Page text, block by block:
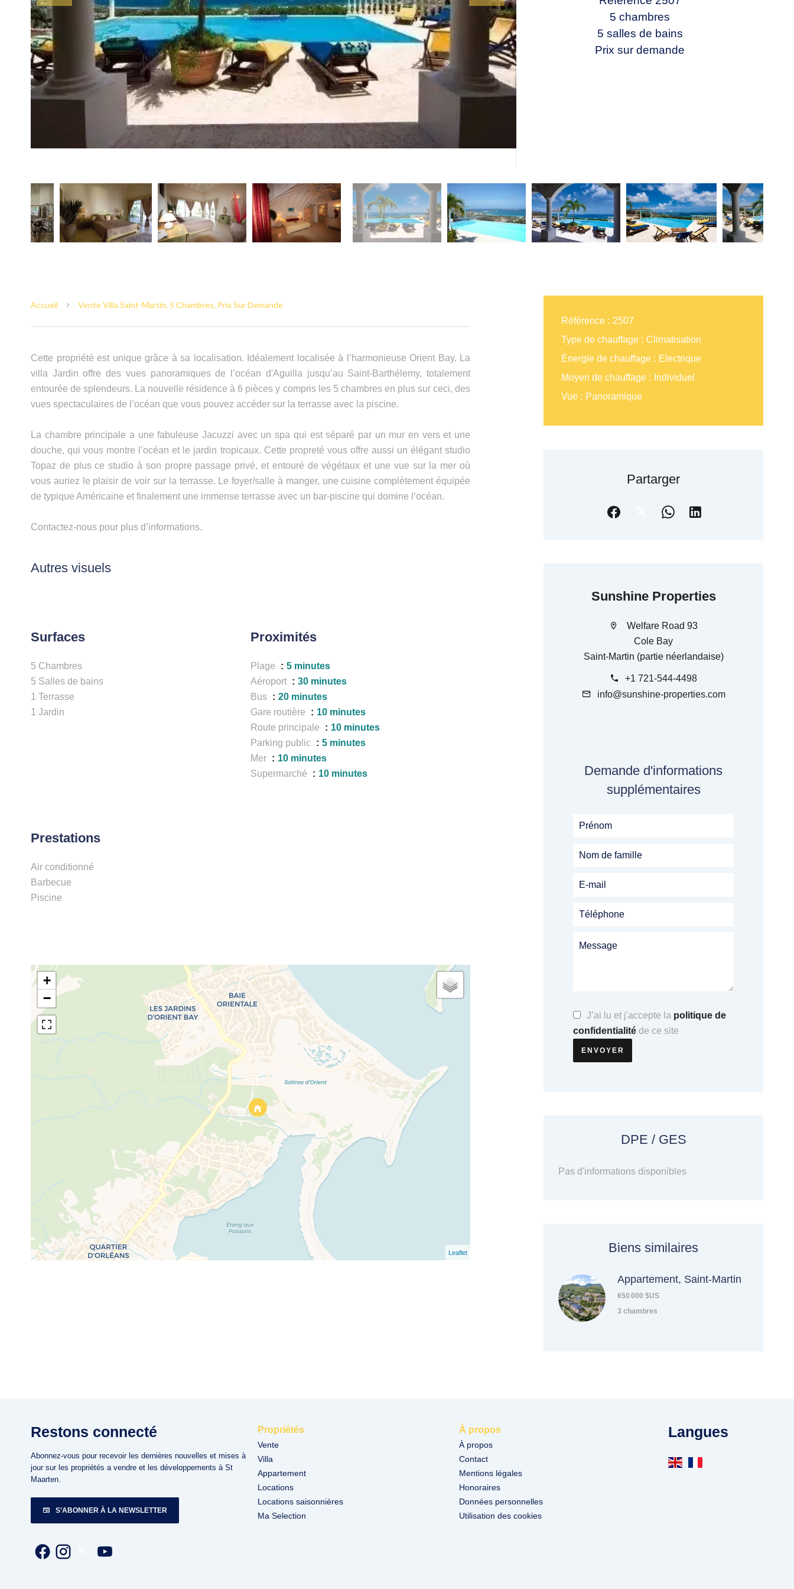
5 chambres
5 salles de bains
Prix sur demande
Accueil Vente Villa Saint-Martin, 5 Chambres, Prix Sur Demande
Cette propriété est unique grâce à sa localisation. Idéalement localisée à l’harmonieuse Orient Bay. La
villa Jardin offre des vues panoramiques de l’océan d'Aguilla jusqu’au Saint-Barthélemy, totalement
entourée de splendeurs. La nouvelle résidence à 6 pièces y compris les 5 chambres en plus sur ceci, des
vues spectaculaires de l’océan que vous pouvez accéder sur la terrasse avec la piscine.
La chambre principale a une fabuleuse Jacuzzi avec un spa qui est séparé par un mur en vers et une
douche, qui vous montre l’océan et le jardin tropicaux. Cette propreté vous offre aussi un élégant studio
Topaz de plus ce studio à son propre passage privé, et entouré de végétaux et une vue sur la mer où
vous auriez le plaisir de voir sur la terrasse. Le foyer/salle à manger, une cuisine complètement équipée
de typique Américaine et finalement une immense terrasse avec un bar-piscine qui domine l’océan.
Contactez-nous pour plus d’informations.
Autres visuels
Surfaces
5 Chambres
5 Salles de bains
1 Terrasse
1 Jardin
Proximités
Plage
5 minutes
Aéroport
30 minutes
Bus
20 minutes
Gare routière
10 minutes
Route principale
10 minutes
Parking public
5 minutes
Mer
10 minutes
Supermarché
10 minutes
Prestations
Air conditionné
Barbecue
Piscine
+
−
Leaflet
Référence
2507
Type de chauffage
Climatisation
Énergie de chauffage
Electrique
Moyen de chauffage
Individuel
Vue
Panoramique
Partarger
Sunshine Properties
Welfare Road 93
Cole Bay
Saint-Martin (partie néerlandaise)
+1 721-544-4498
info@sunshine-properties.com
Demande d'informations
supplémentaires
J’ai lu et j'accepte la politique de
confidentialité de ce site
ENVOYER
DPE / GES
Pas d'informations disponibles
Biens similaires
Appartement, Saint-Martin
650 000 $US
3 chambres
Restons connecté
Abonnez-vous pour recevoir les dernières nouvelles et mises à
jour sur les propriétés a vendre et les développements à St
Maarten.
S’ABONNER À LA NEWSLETTER
Propriétés
Vente
Villa
Appartement
Locations
Locations saisonnières
Ma Selection
À propos
À propos
Contact
Mentions légales
Honoraires
Données personnelles
Utilisation des cookies
Langues